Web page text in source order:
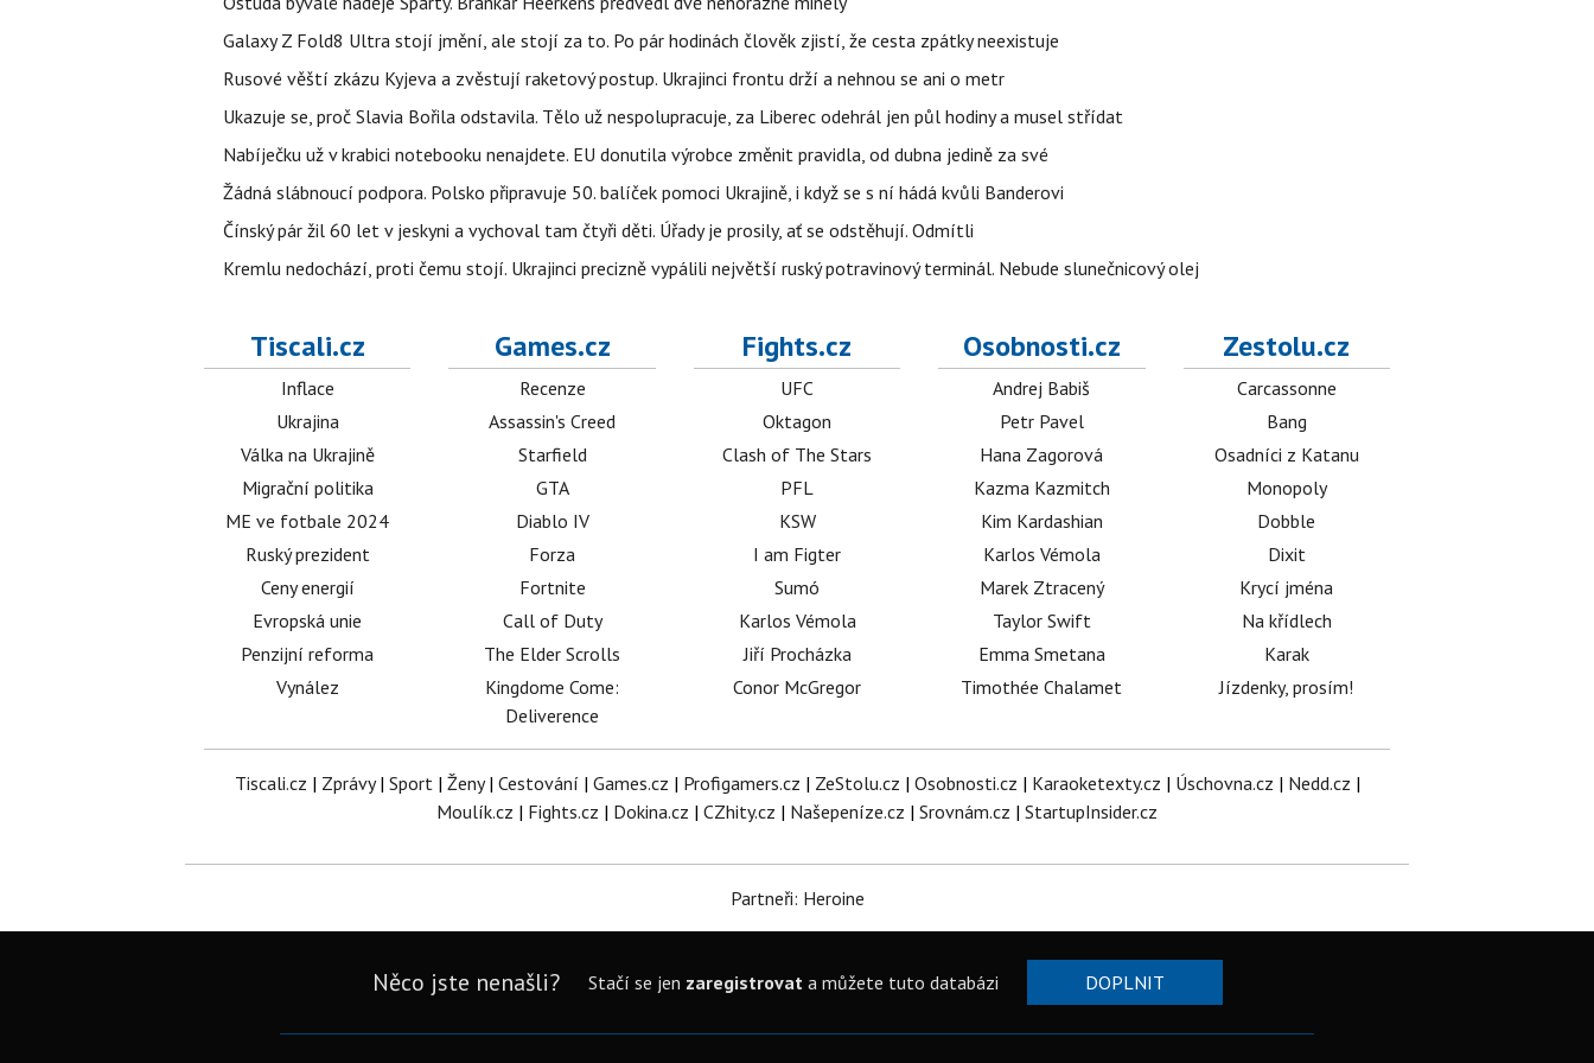
Galaxy Z Fold8 Ultra stojí jmění, ale stojí za to. Po pár hodinách člověk zjistí, že cesta zpátky neexistuje
Rusové věští zkázu Kyjeva a zvěstují raketový postup. Ukrajinci frontu drží a nehnou se ani o metr
Ukazuje se, proč Slavia Bořila odstavila. Tělo už nespolupracuje, za Liberec odehrál jen půl hodiny a musel střídat
Nabíječku už v krabici notebooku nenajdete. EU donutila výrobce změnit pravidla, od dubna jedině za své
Žádná slábnoucí podpora. Polsko připravuje 50. balíček pomoci Ukrajině, i když se s ní hádá kvůli Banderovi
Čínský pár žil 60 let v jeskyni a vychoval tam čtyři děti. Úřady je prosily, ať se odstěhují. Odmítli
Kremlu nedochází, proti čemu stojí. Ukrajinci precizně vypálili největší ruský potravinový terminál. Nebude slunečnicový olej
Tiscali.cz
Inflace
Ukrajina
Válka na Ukrajině
Migrační politika
ME ve fotbale 2024
Ruský prezident
Ceny energií
Evropská unie
Penzijní reforma
Vynález
Games.cz
Recenze
Assassin's Creed
Starfield
GTA
Diablo IV
Forza
Fortnite
Call of Duty
The Elder Scrolls
Kingdome Come:
Deliverence
Fights.cz
UFC
Oktagon
Clash of The Stars
PFL
KSW
I am Figter
Sumó
Karlos Vémola
Jiří Procházka
Conor McGregor
Osobnosti.cz
Andrej Babiš
Petr Pavel
Hana Zagorová
Kazma Kazmitch
Kim Kardashian
Karlos Vémola
Marek Ztracený
Taylor Swift
Emma Smetana
Timothée Chalamet
Zestolu.cz
Carcassonne
Bang
Osadníci z Katanu
Monopoly
Dobble
Dixit
Krycí jména
Na křídlech
Karak
Jízdenky, prosím!
Tiscali.cz | Zprávy| Sport| Ženy| Cestování | Games.cz | Profigamers.cz | ZeStolu.cz | Osobnosti.cz | Karaoketexty.cz | Úschovna.cz | Nedd.cz |
Moulík.cz | Fights.cz | Dokina.cz | CZhity.cz | Našepeníze.cz | Srovnám.cz | StartupInsider.cz
Partneři: Heroine
Něco jste nenašli? Stačí se jen zaregistrovata můžete tuto databázi DOPLNIT